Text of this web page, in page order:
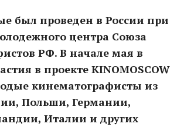
был проведен в России при
центра Союза
РФ. В начале мая в
в проекте KINOMOSCOW
кинематографисты из
Польши, Германии,
Италии и других